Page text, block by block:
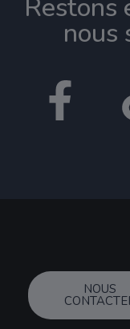
Restons
nous
NOUS